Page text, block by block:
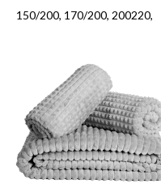
150/200, 170/200, 200220,